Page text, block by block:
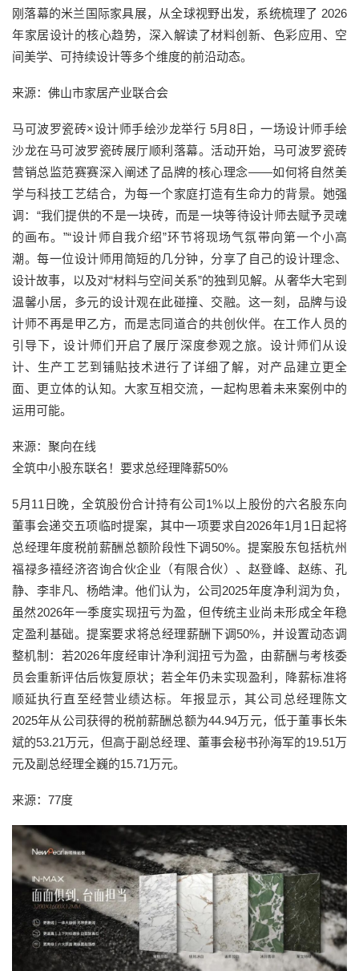
刚落幕的米兰国际家具展，从全球视野出发，系统梳理了 2026
年家居设计的核心趋势，深入解读了材料创新、色彩应用、空
间美学、可持续设计等多个维度的前沿动态。
来源：佛山市家居产业联合会
马可波罗瓷砖×设计师手绘沙龙举行 5月8日，一场设计师手绘
沙龙在马可波罗瓷砖展厅顺利落幕。活动开始，马可波罗瓷砖
营销总监范赛赛深入阐述了品牌的核心理念——如何将自然美
学与科技工艺结合，为每一个家庭打造有生命力的背景。她强
调：“我们提供的不是一块砖，而是一块等待设计师去赋予灵魂
的画布。”“设计师自我介绍”环节将现场气氛带向第一个小高
潮。每一位设计师用简短的几分钟，分享了自己的设计理念、
设计故事，以及对“材料与空间关系”的独到见解。从奢华大宅到
温馨小居，多元的设计观在此碰撞、交融。这一刻，品牌与设
计师不再是甲乙方，而是志同道合的共创伙伴。在工作人员的
引导下，设计师们开启了展厅深度参观之旅。设计师们从设
计、生产工艺到铺贴技术进行了详细了解，对产品建立更全
面、更立体的认知。大家互相交流，一起构思着未来案例中的
运用可能。
来源：聚向在线
全筑中小股东联名！要求总经理降薪50%
5月11日晚，全筑股份合计持有公司1%以上股份的六名股东向
董事会递交五项临时提案，其中一项要求自2026年1月1日起将
总经理年度税前薪酬总额阶段性下调50%。提案股东包括杭州
福禄多禧经济咨询合伙企业（有限合伙）、赵登峰、赵练、孔
静、李非凡、杨皓津。他们认为，公司2025年度净利润为负，
虽然2026年一季度实现扭亏为盈，但传统主业尚未形成全年稳
定盈利基础。提案要求将总经理薪酬下调50%，并设置动态调
整机制：若2026年度经审计净利润扭亏为盈，由薪酬与考核委
员会重新评估后恢复原状；若全年仍未实现盈利，降薪标准将
顺延执行直至经营业绩达标。年报显示，其公司总经理陈文
2025年从公司获得的税前薪酬总额为44.94万元，低于董事长朱
斌的53.21万元，但高于副总经理、董事会秘书孙海军的19.51万
元及副总经理全巍的15.71万元。
来源：77度